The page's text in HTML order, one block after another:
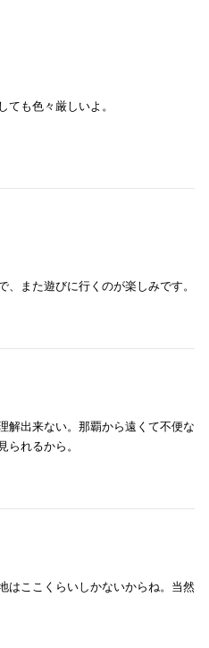
ても色々厳しいよ。
また遊びに行くのが楽しみです。
解出来ない。那覇から遠くて不便な
られるから。
はここくらいしかないからね。当然